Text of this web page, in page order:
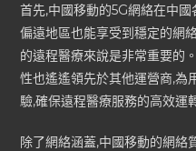
首先,中國移動的5G網絡在中
偏遠地區也能享受到穩定的網
的遠程醫療來說是非常重要的
性也遙遙領先於其他運營商,為
驗,確保遠程醫療服務的高效運
除了網絡涵蓋,中國移動的網絡